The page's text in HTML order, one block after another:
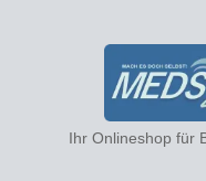
Ihr Onlineshop für